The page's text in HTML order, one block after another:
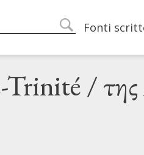
search
Main
Fonti
Trinité /